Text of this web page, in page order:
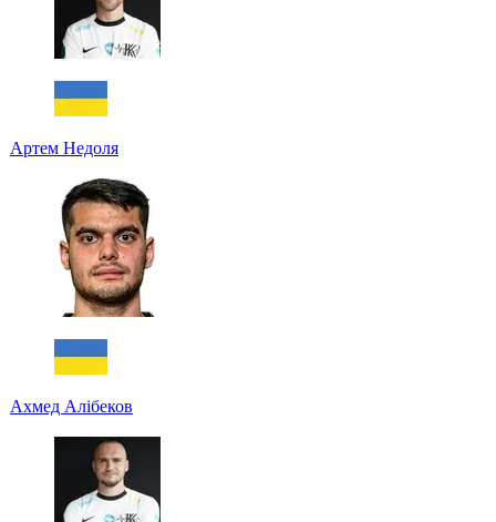
Артем Недоля
Ахмед Алібеков